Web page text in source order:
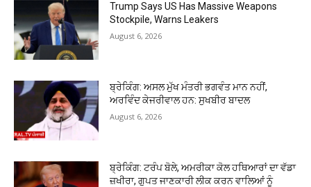
Trump Says US Has Massive Weapons
Stockpile, Warns Leakers
August 6, 2026
ਬ੍ਰੇਕਿੰਗ: ਅਸਲ ਮੁੱਖ ਮੰਤਰੀ ਭਗਵੰਤ ਮਾਨ ਨਹੀਂ,
ਅਰਵਿੰਦ ਕੇਜਰੀਵਾਲ ਹਨ: ਸੁਖਬੀਰ ਬਾਦਲ
August 6, 2026
ਬ੍ਰੇਕਿੰਗ: ਟਰੰਪ ਬੋਲੇ, ਅਮਰੀਕਾ ਕੋਲ ਹਥਿਆਰਾਂ ਦਾ ਵੱਡਾ
ਜ਼ਖੀਰਾ, ਗੁਪਤ ਜਾਣਕਾਰੀ ਲੀਕ ਕਰਨ ਵਾਲਿਆਂ ਨੂੰ